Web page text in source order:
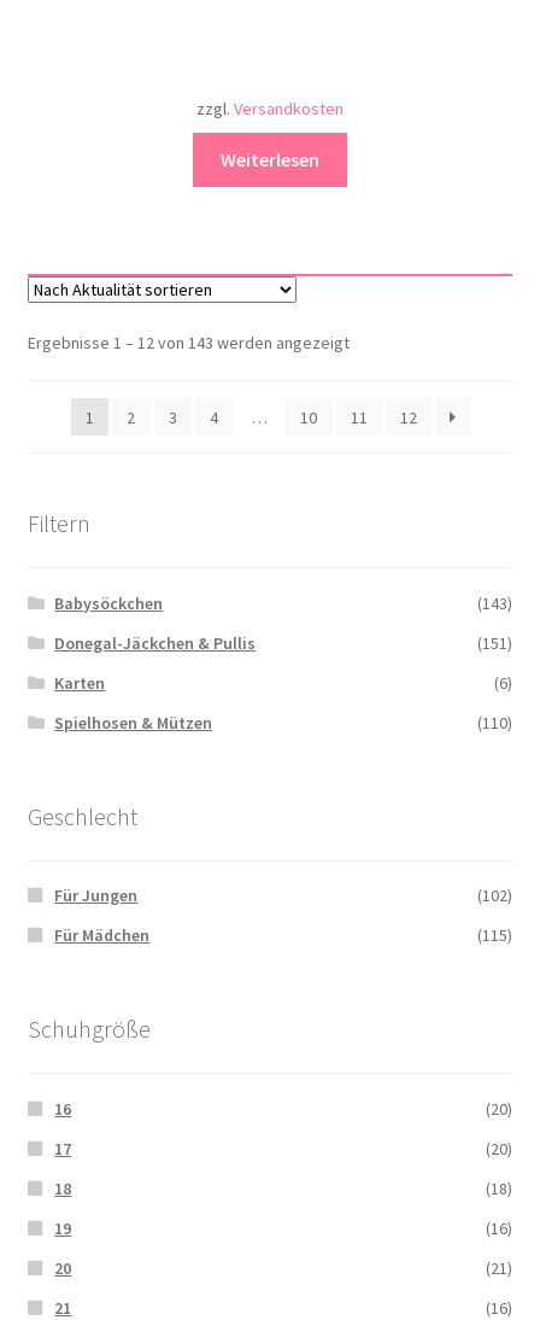
zzgl. Versandkosten
Weiterlesen
Ergebnisse 1 – 12 von 143 werden angezeigtNach
1
2 3 4 … 10 11 12
Filtern
Babysöckchen
(143)
Donegal-Jäckchen & Pullis
(151)
Karten
(6)
Spielhosen & Mützen
(110)
Geschlecht
Für Jungen
(102)
Für Mädchen
(115)
Schuhgröße
16
(20)
17
(20)
18
(18)
19
(16)
20
(21)
21
(16)